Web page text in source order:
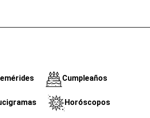
Cumpleaños
Horóscopos